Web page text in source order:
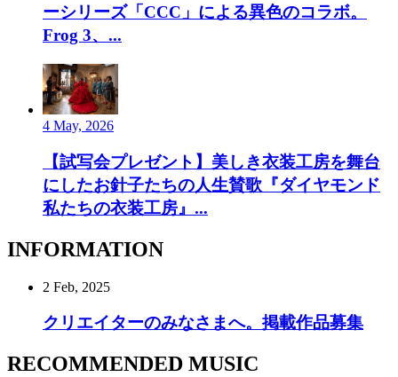
ーシリーズ「CCC」による異色のコラボ。
Frog 3、...
4 May, 2026
【試写会プレゼント】美しき衣装工房を舞台
にしたお針子たちの人生賛歌『ダイヤモンド
私たちの衣装工房』...
INFORMATION
2 Feb, 2025
クリエイターのみなさまへ。掲載作品募集
RECOMMENDED MUSIC